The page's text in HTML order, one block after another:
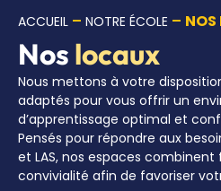
ACCUEIL – NOTRE ÉCOLE –
Nos locaux
Nous mettons à votre
adaptés pour vous offrir un
d’apprentissage optimal et
Pensés pour répondre aux
et LAS, nos espaces
convivialité afin de favoriser